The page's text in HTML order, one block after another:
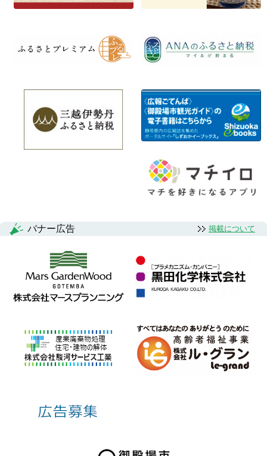
バナー広告 掲載について